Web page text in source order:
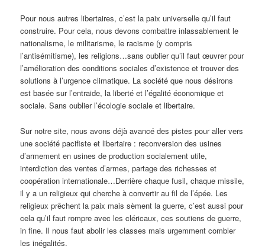
Pour nous autres libertaires, c’est la paix universelle qu’il faut
construire. Pour cela, nous devons combattre inlassablement le
nationalisme, le militarisme, le racisme (y compris
l’antisémitisme), les religions…sans oublier qu’il faut œuvrer pour
l’amélioration des conditions sociales d’existence et trouver des
solutions à l’urgence climatique. La société que nous désirons
est basée sur l’entraide, la liberté et l’égalité économique et
sociale. Sans oublier l’écologie sociale et libertaire.
Sur notre site, nous avons déjà avancé des pistes pour aller vers
une société pacifiste et libertaire : reconversion des usines
d’armement en usines de production socialement utile,
interdiction des ventes d’armes, partage des richesses et
coopération internationale…Derrière chaque fusil, chaque missile,
il y a un religieux qui cherche à convertir au fil de l’épée. Les
religieux prêchent la paix mais sèment la guerre, c’est aussi pour
cela qu’il faut rompre avec les cléricaux, ces soutiens de guerre,
in fine. Il nous faut abolir les classes mais urgemment combler
les inégalités.